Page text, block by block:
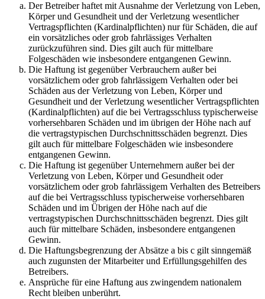
Der Betreiber haftet mit Ausnahme der Verletzung von Leben,
Körper und Gesundheit und der Verletzung wesentlicher
Vertragspflichten (Kardinalpflichten) nur für Schäden, die auf
ein vorsätzliches oder grob fahrlässiges Verhalten
zurückzuführen sind. Dies gilt auch für mittelbare
Folgeschäden wie insbesondere entgangenen Gewinn.
Die Haftung ist gegenüber Verbrauchern außer bei
vorsätzlichem oder grob fahrlässigem Verhalten oder bei
Schäden aus der Verletzung von Leben, Körper und
Gesundheit und der Verletzung wesentlicher Vertragspflichten
(Kardinalpflichten) auf die bei Vertragsschluss typischerweise
vorhersehbaren Schäden und im übrigen der Höhe nach auf
die vertragstypischen Durchschnittsschäden begrenzt. Dies
gilt auch für mittelbare Folgeschäden wie insbesondere
entgangenen Gewinn.
Die Haftung ist gegenüber Unternehmern außer bei der
Verletzung von Leben, Körper und Gesundheit oder
vorsätzlichem oder grob fahrlässigem Verhalten des Betreibers
auf die bei Vertragsschluss typischerweise vorhersehbaren
Schäden und im Übrigen der Höhe nach auf die
vertragstypischen Durchschnittsschäden begrenzt. Dies gilt
auch für mittelbare Schäden, insbesondere entgangenen
Gewinn.
Die Haftungsbegrenzung der Absätze a bis c gilt sinngemäß
auch zugunsten der Mitarbeiter und Erfüllungsgehilfen des
Betreibers.
Ansprüche für eine Haftung aus zwingendem nationalem
Recht bleiben unberührt.